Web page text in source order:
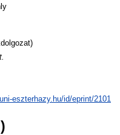
eszterhazy.hu/id/eprint/2101